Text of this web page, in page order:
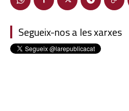
Segueix-nos a les xarxes